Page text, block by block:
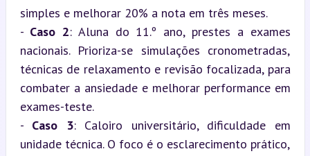
simples e melhorar 20% a nota em três meses.
- Caso 2: Aluna do 11.º ano, prestes a exames
nacionais. Prioriza-se simulações cronometradas,
técnicas de relaxamento e revisão focalizada, para
combater a ansiedade e melhorar performance em
exames-teste.
- Caso 3: Caloiro universitário, dificuldade em
unidade técnica. O foco é o esclarecimento prático,